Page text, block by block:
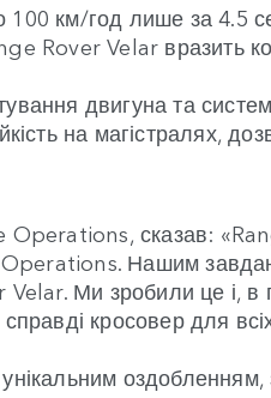
км/год лише за 4.5
Rover Velar вразить
двигуна та
на магістралях,
сказав:
Нашим
Ми зробили це і, в
кросовер для